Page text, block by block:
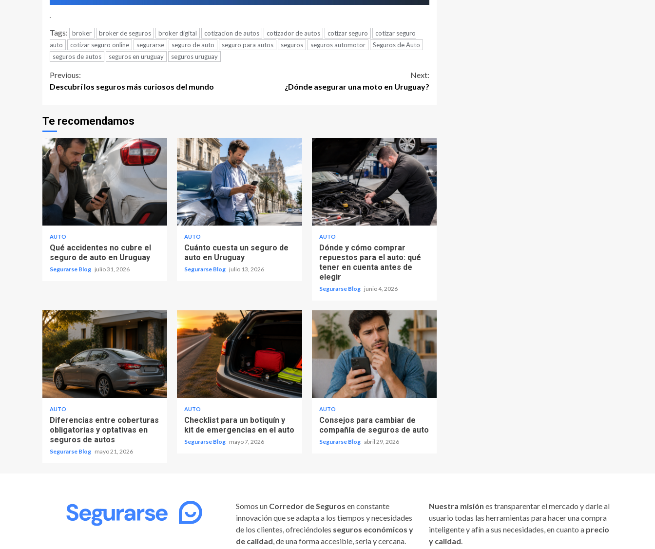
Tags: broker broker de seguros broker digital cotizacion de autos cotizador de autos cotizar seguro
cotizar seguro
auto
cotizar seguro online segurarse seguro de auto seguro para autos seguros seguros automotor
Seguros de Auto
seguros de autos
seguros en uruguay seguros uruguay
Continue
Previous:
Descubrí los seguros más curiosos del mundo
Next:
¿Dónde asegurar una moto en Uruguay?
Te recomendamos
AUTO
Qué accidentes no cubre el
seguro de auto en Uruguay
Segurarse Blog julio 31, 2026
AUTO
Cuánto cuesta un seguro de
auto en Uruguay
Segurarse Blog julio 13, 2026
AUTO
Dónde y cómo comprar
repuestos para el auto: qué
tener en cuenta antes de
elegir
Segurarse Blog junio 4, 2026
AUTO
Diferencias entre coberturas
obligatorias y optativas en
seguros de autos
Segurarse Blog mayo 21, 2026
AUTO
Checklist para un botiquín y
kit de emergencias en el auto
Segurarse Blog mayo 7, 2026
AUTO
Consejos para cambiar de
compañía de seguros de auto
Segurarse Blog abril 29, 2026
Somos un Corredor de Seguros en constante
innovación que se adapta a los tiempos y necesidades
de los clientes, ofreciéndoles seguros económicos y
de calidad, de una forma accesible, seria y cercana.
Nuestra misión es transparentar el mercado y darle al
usuario todas las herramientas para hacer una compra
inteligente y afín a sus necesidades, en cuanto a precio
y calidad.